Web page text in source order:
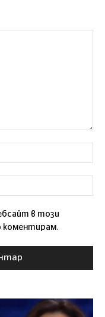
в този
коментирам.